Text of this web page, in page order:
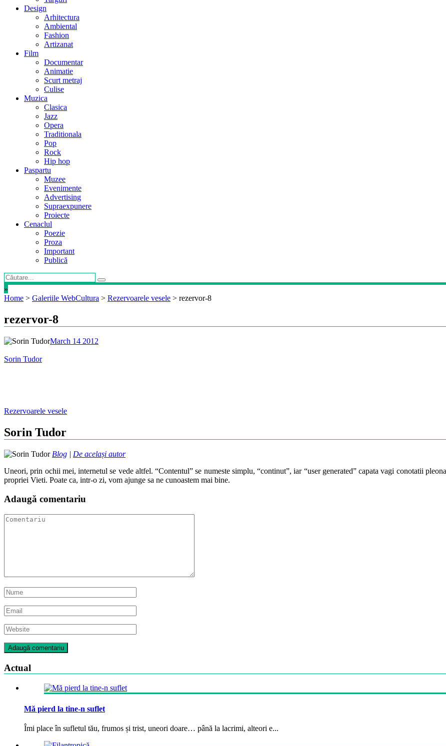
Design
Arhitectura
Ambiental
Fashion
Artizanat
Film
Documentar
Animatie
Scurt metraj
Culise
Muzica
Clasica
Jazz
Opera
Traditionala
Pop
Rock
Hip hop
Paspartu
Muzee
Evenimente
Advertising
Supraexpunere
Proiecte
Cenaclul
Poezie
Proza
Important
Publică
»
Home > Galeriile WebCultura > Rezervoarele vesele > rezervor-8
rezervor-8
March 14 2012
Sorin Tudor
Post
navigation
Rezervoarele vesele
Sorin Tudor
Blog | De același autor
Uneori, prin ochii mei, internetul se vede altfel. “Contentul” se numeste simplu, “continut”, iar “user generated” capata vagi conotatii
propriei Vieti. Poate ca, intr-o zi, vom ajunge sa ne cunoastem mai bine.
Adaugă comentariu
Actual
Mă pierd la tine-n suflet
Îmi place în sufletul tău, frumos și trist, uneori doare… până la lacrimi, alteori e...